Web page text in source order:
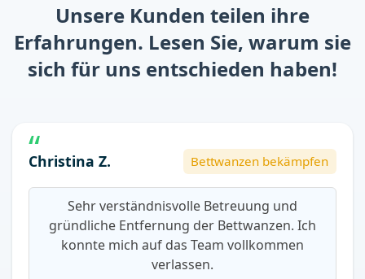
Unsere Kunden teilen ihre
Erfahrungen. Lesen Sie, warum sie
sich für uns entschieden haben!
Christina Z. Bettwanzen bekämpfen
Sehr verständnisvolle Betreuung und
gründliche Entfernung der Bettwanzen. Ich
konnte mich auf das Team vollkommen
verlassen.